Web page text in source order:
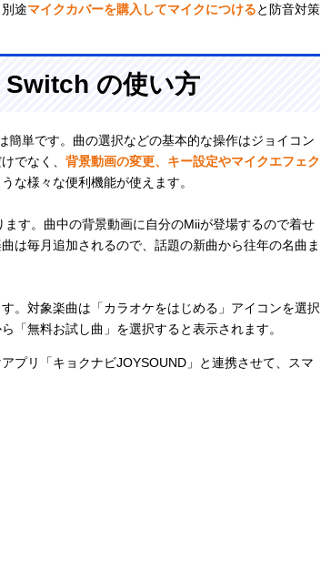
途マイクカバーを購入してマイクにつけると防音対策
の使い方
簡単です。曲の選択などの基本的な操作はジョイコン
でなく、 背景動画の変更、キー設定やマイクエフェク
な様々な便利機能が使えます。
す。曲中の背景動画に自分のMiiが登場するので着せ
は毎月追加されるので、話題の新曲から往年の名曲ま
。対象楽曲は「カラオケをはじめる」アイコンを選択
「無料お試し曲」を選択すると表示されます。
プリ「キョクナビJOYSOUND」と連携させて、スマ